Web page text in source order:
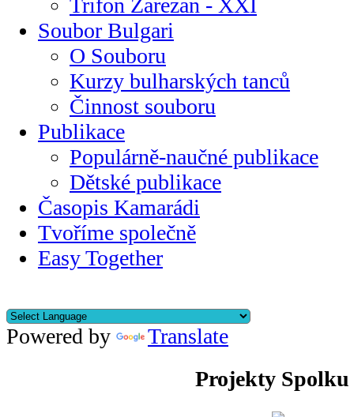
Trifon Zarezan - XXI
Soubor Bulgari
O Souboru
Kurzy bulharských tanců
Činnost souboru
Publikace
Populárně-naučné publikace
Dětské publikace
Časopis Kamarádi
Tvoříme společně
Easy Together
Powered by
Translate
Projekty Spolku